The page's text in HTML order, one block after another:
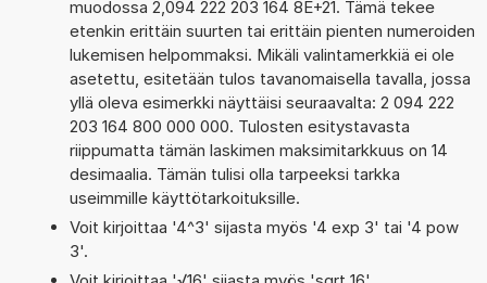
muodossa 2,094 222 203 164 8E+21. Tämä tekee
etenkin erittäin suurten tai erittäin pienten numeroiden
lukemisen helpommaksi. Mikäli valintamerkkiä ei ole
asetettu, esitetään tulos tavanomaisella tavalla, jossa
yllä oleva esimerkki näyttäisi seuraavalta: 2 094 222
203 164 800 000 000. Tulosten esitystavasta
riippumatta tämän laskimen maksimitarkkuus on 14
desimaalia. Tämän tulisi olla tarpeeksi tarkka
useimmille käyttötarkoituksille.
Voit kirjoittaa '4^3' sijasta myös '4 exp 3' tai '4 pow
3'.